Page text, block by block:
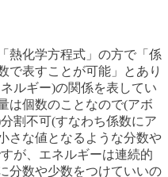
熱化学方程式」の方で「係
で表すことが可能」とあり
ルギー)の関係を表してい
は個数のことなので(アボ
割不可(すなわち係数にア
さな値となるような分数や
が、エネルギーは連続的
分数や少数をつけていいの